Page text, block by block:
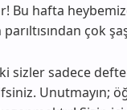
Bu hafta
çok
sizler sadece
Unutmayın;